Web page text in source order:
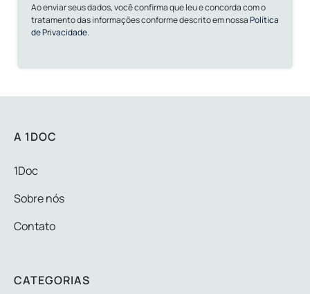
Ao enviar seus dados, você confirma que leu e concorda com o
tratamento das informações conforme descrito em nossaPolítica
de Privacidade.
A 1DOC
1Doc
Sobre nós
Contato
CATEGORIAS